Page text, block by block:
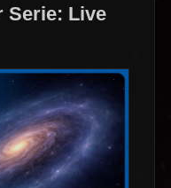
Serie: Live